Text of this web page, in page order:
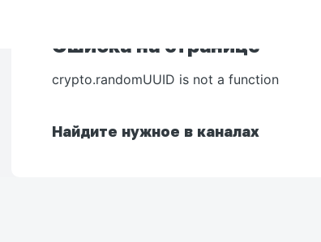
Ошибка на странице
crypto.randomUUID is not a function
Найдите нужное в каналах